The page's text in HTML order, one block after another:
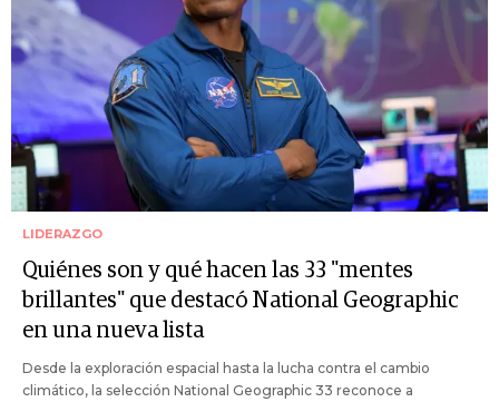
LIDERAZGO
Quiénes son y qué hacen las 33 "mentes
brillantes" que destacó National Geographic
en una nueva lista
Desde la exploración espacial hasta la lucha contra el cambio
climático, la selección National Geographic 33 reconoce a